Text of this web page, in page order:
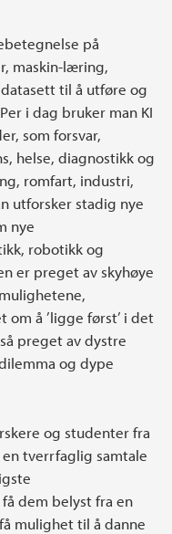
på
maskin-læring,
til å utføre og
i dag bruker man KI
som forsvar,
helse, diagnostikk og
romfart, industri,
utforsker stadig nye
nye
robotikk og
er preget av skyhøye
å ’ligge først’ i det
preget av dystre
og dype
og studenter fra
tverrfaglig samtale
dem belyst fra en
mulighet til å danne